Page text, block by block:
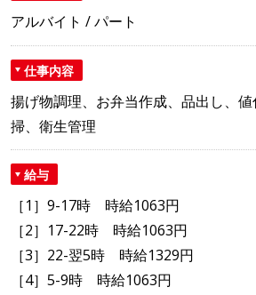
アルバイト / パート
仕事内容
揚げ物調理、お弁当作成、品出し、
掃、衛生管理
給与
［1］9-17時 時給1063円
［2］17-22時 時給1063円
［3］22-翌5時 時給1329円
［4］5-9時 時給1063円